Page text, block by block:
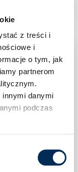
z treści i
i
o tym, jak
partnerom
innymi danymi
podczas